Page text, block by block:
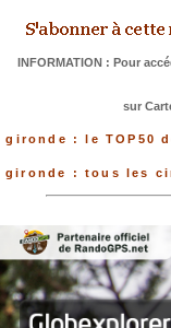
INFORMATION : Pour
sur
gironde : le TOP50
gironde : tous les